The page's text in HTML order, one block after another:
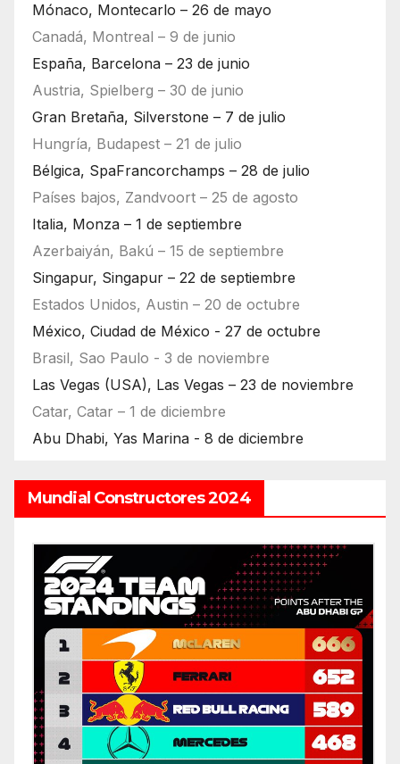
Mónaco, Montecarlo – 26 de mayo
Canadá, Montreal – 9 de junio
España, Barcelona – 23 de junio
Austria, Spielberg – 30 de junio
Gran Bretaña, Silverstone – 7 de julio
Hungría, Budapest – 21 de julio
Bélgica, SpaFrancorchamps – 28 de julio
Países bajos, Zandvoort – 25 de agosto
Italia, Monza – 1 de septiembre
Azerbaiyán, Bakú – 15 de septiembre
Singapur, Singapur – 22 de septiembre
Estados Unidos, Austin – 20 de octubre
México, Ciudad de México - 27 de octubre
Brasil, Sao Paulo - 3 de noviembre
Las Vegas (USA), Las Vegas – 23 de noviembre
Catar, Catar – 1 de diciembre
Abu Dhabi, Yas Marina - 8 de diciembre
Mundial Constructores 2024